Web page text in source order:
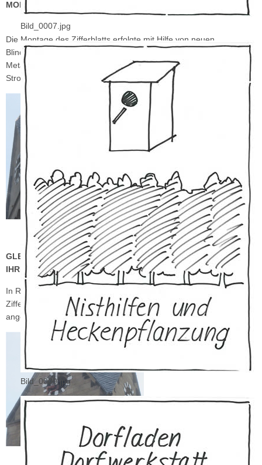
Bild_0007.jpg
Bild_0009.jpg
MONTAGEARBEITEN VOM TURMINNEREN
Die Montage des Zifferblatts erfolgte mit Hilfe von neuen
Blindnieten und entsprechendem Werkzeug durch unseren
Metallfachmann Hans-Josef Sandkaul mit Unterstützung von Albert
Stromann und Bernhard Hösen.
GLEICH IST ES GESCHAFT. DIE ZIFFER „6“ IST WIEDER AN
IHREM PLATZ!
In Rahmen der Arbeiten wurde festgestellt, dass auch das
Zifferblatt der „7“ lose war. Auch hier wurde kurzerhand Hand
angelegt und neu befestigt.